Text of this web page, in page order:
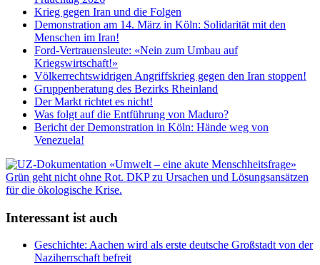
Krieg gegen Iran und die Folgen
Demonstration am 14. März in Köln: Solidarität mit den
Menschen im Iran!
Ford-Vertrauensleute: «Nein zum Umbau auf
Kriegswirtschaft!»
Völkerrechtswidrigen Angriffskrieg gegen den Iran stoppen!
Gruppenberatung des Bezirks Rheinland
Der Markt richtet es nicht!
Was folgt auf die Entführung von Maduro?
Bericht der Demonstration in Köln: Hände weg von
Venezuela!
Interessant ist auch
Geschichte: Aachen wird als erste deutsche Großstadt von der
Naziherrschaft befreit